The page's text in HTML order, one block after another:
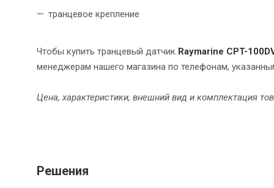
транцевое крепление
Чтобы купить транцевый датчик Raymarine CPT-
менеджерам нашего магазина по телефонам,
Цена, характеристики, внешний вид и комплектация
Решения